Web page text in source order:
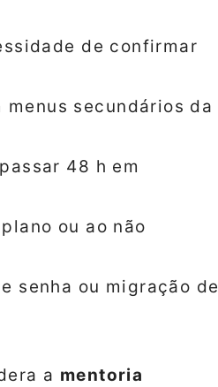
de confirmar
secundários da
48 h em
ou ao não
senha ou migração de
a mentoria